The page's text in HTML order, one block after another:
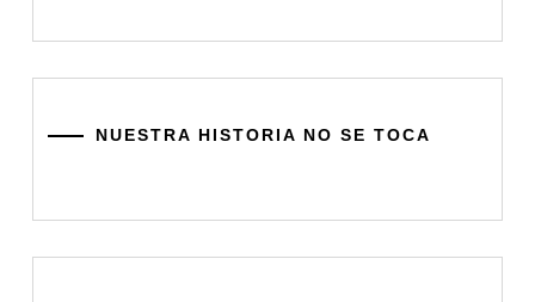
NUESTRA HISTORIA NO SE TOCA